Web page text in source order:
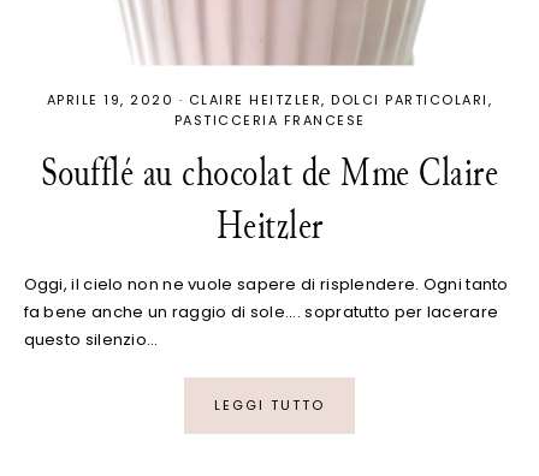
APRILE 19, 2020 · CLAIRE HEITZLER DOLCI PARTICOLARI
PASTICCERIA FRANCESE
Soufflé au chocolat de Mme Claire
Heitzler
Oggi, il cielo non ne vuole sapere di risplendere. Ogni tanto
fa bene anche un raggio di sole.... sopratutto per lacerare
questo silenzio…
LEGGI TUTTO